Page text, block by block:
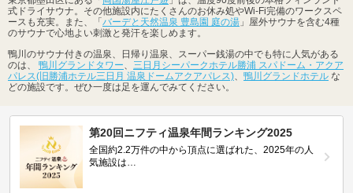
式ドライサウナ。その他施設内にたくさんのお休み処やWi-Fi完備のワークスペ
ースも充実。また、「バーデと天然温泉 豊島園 庭の湯 」屋外サウナを含む4種
のサウナで心地よい刺激と発汗を楽しめます。
鴨川のサウナ付きの温泉、日帰り温泉、スーパー銭湯の中でも特に人気がある
のは、 鴨川グランドタワー、 三日月シーパークホテル勝浦 スパドーム・アクア
パレス(旧勝浦ホテル三日月 温泉ドームアクアパレス)、 鴨川グランドホテル な
どの施設です。ぜひ一度は足を運んでみてください。
第20回ニフティ温泉年間ランキング2025
全国約2.2万件の中から頂点に選ばれた、2025年の人
気施設は…